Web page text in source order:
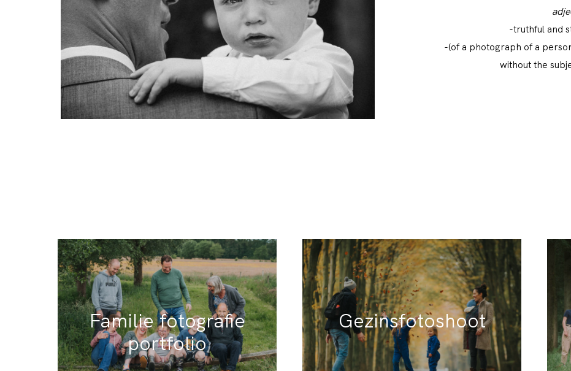
-truthful and
-(of a photograph of a
without the
Gezinsfotoshoot
Familie fotografie
portfolio